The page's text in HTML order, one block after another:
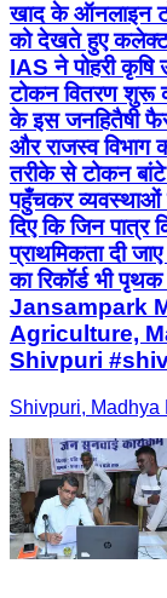
खाद के ऑनलाइन
को देखते हुए
IAS ने पोहरी
टोकन वितरण शुरू
के इस जनहितैषी
और राजस्व विभाग
तरीके से टोकन बांटे
पहुँचकर व्यवस्थाओं
दिए कि जिन पात्र
प्राथमिकता दी
का रिकॉर्ड भी
Jansampark
Agriculture,
Shivpuri
Shivpuri, Madhya